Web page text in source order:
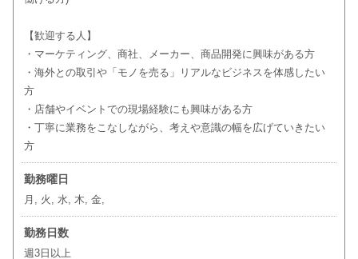
【歓迎する人】
・マーケティング、商社、メーカー、商品開発に興味がある方
・海外との取引や「モノを売る」リアルなビジネスを体感したい
方
・店舗やイベントでの現場経験にも興味がある方
・丁寧に業務をこなしながら、考えや意識の幅を広げていきたい
方
勤務曜日
月, 火, 水, 木, 金,
勤務日数
週3日以上